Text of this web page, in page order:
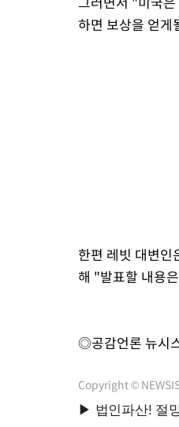
하면 보상을 얻게
한편 레빗 대변인
해 "발표할 내용
◎공감언론 뉴시
Copyright ©